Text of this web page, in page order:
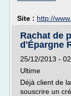
Site : http://
Rachat de
d'Épargne
25/12/2013 -
Ultime
Déjà client de
souscrire un